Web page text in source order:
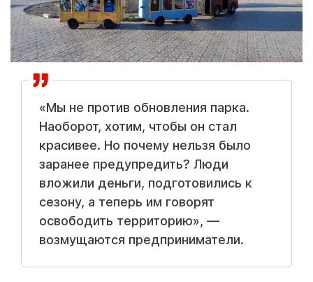
«Мы не против обновления парка.
Наоборот, хотим, чтобы он стал
красивее. Но почему нельзя было
заранее предупредить? Люди
вложили деньги, подготовились к
сезону, а теперь им говорят
освободить территорию», —
возмущаются предприниматели.